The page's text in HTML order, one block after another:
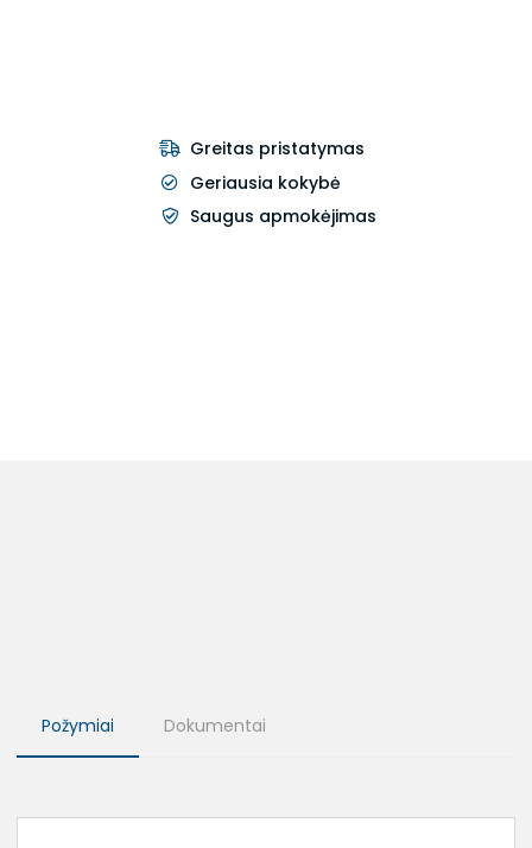
Greitas pristatymas
Geriausia kokybė
Saugus apmokėjimas
Požymiai Dokumentai